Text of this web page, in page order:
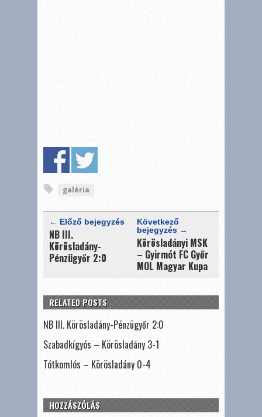
galéria
← Előző bejegyzés
NB III.
Körösladány-
Pénzügyőr 2:0
Következő
bejegyzés →
Körösladányi MSK
– Gyirmót FC Győr
MOL Magyar Kupa
RELATED POSTS
NB III. Körösladány-Pénzügyőr 2:0
Szabadkígyós – Körösladány 3-1
Tótkomlós – Körösladány 0-4
HOZZÁSZÓLÁS